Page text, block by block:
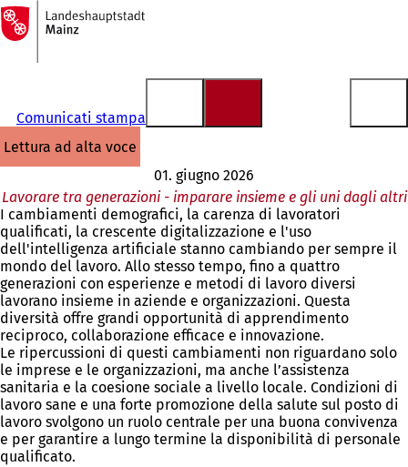
Vai al contenuto
Alla
pagina
iniziale
Comunicati stampa
lettura ad alta voce
01. giugno 2026
Lavorare tra generazioni - imparare insieme e gli uni dagli altri
I cambiamenti demografici, la carenza di lavoratori
qualificati, la crescente digitalizzazione e l'uso
dell'intelligenza artificiale stanno cambiando per sempre il
mondo del lavoro. Allo stesso tempo, fino a quattro
generazioni con esperienze e metodi di lavoro diversi
lavorano insieme in aziende e organizzazioni. Questa
diversità offre grandi opportunità di apprendimento
reciproco, collaborazione efficace e innovazione.
Le ripercussioni di questi cambiamenti non riguardano solo
le imprese e le organizzazioni, ma anche l’assistenza
sanitaria e la coesione sociale a livello locale. Condizioni di
lavoro sane e una forte promozione della salute sul posto di
lavoro svolgono un ruolo centrale per una buona convivenza
e per garantire a lungo termine la disponibilità di personale
qualificato.